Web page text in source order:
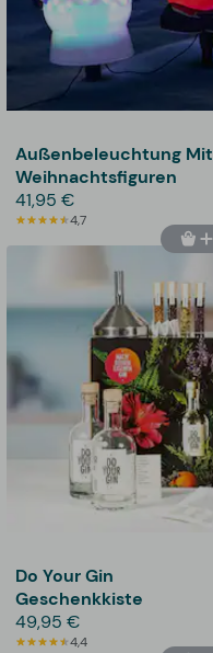
Außenbeleuchtung Mit
Weihnachtsfiguren
41,95 €
4,7
Do Your Gin
Geschenkkiste
49,95 €
4,4